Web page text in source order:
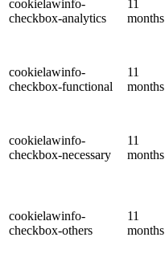
cookielawinfo-
checkbox-analytics
11
months
cookielawinfo-
checkbox-functional
11
months
cookielawinfo-
checkbox-necessary
11
months
cookielawinfo-
checkbox-others
11
months